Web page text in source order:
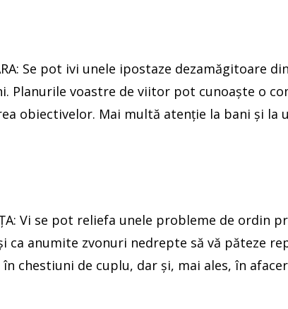
Se pot ivi unele ipostaze dezamăgitoare
Planurile voastre de viitor pot cunoaşte o
obiectivelor. Mai multă atenţie la bani şi la
Vi se pot reliefa unele probleme de ordin
ca anumite zvonuri nedrepte să vă păteze
chestiuni de cuplu, dar şi, mai ales, în